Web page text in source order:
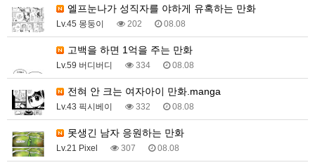
엘프눈나가 성직자를 야하게 유혹하는 만화
Lv.45 몽둥이 202 08.08
고백을 하면 1억을 주는 만화
Lv.59 버디버디 334 08.08
전혀 안 크는 여자아이 만화.manga
Lv.43 픽시베이 332 08.08
못생긴 남자 응원하는 만화
Lv.21 Pixel 307 08.08